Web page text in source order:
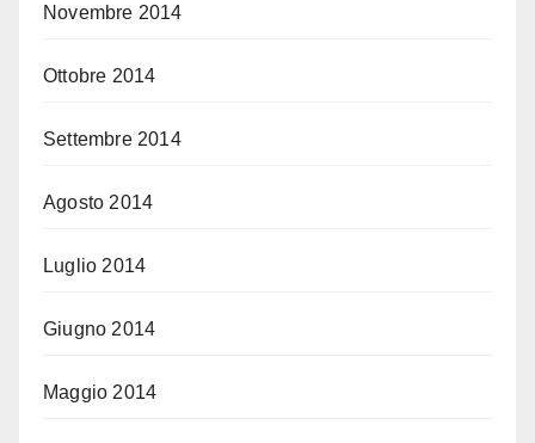
Novembre 2014
Ottobre 2014
Settembre 2014
Agosto 2014
Luglio 2014
Giugno 2014
Maggio 2014